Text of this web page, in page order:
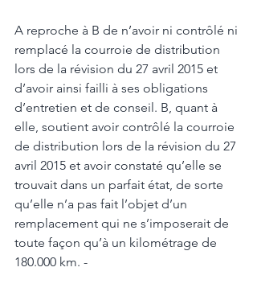
A reproche à B de n’avoir ni contrôlé ni
remplacé la courroie de distribution
lors de la révision du 27 avril 2015 et
d’avoir ainsi failli à ses obligations
d’entretien et de conseil. B, quant à
elle, soutient avoir contrôlé la courroie
de distribution lors de la révision du 27
avril 2015 et avoir constaté qu’elle se
trouvait dans un parfait état, de sorte
qu’elle n’a pas fait l’objet d’un
remplacement qui ne s’imposerait de
toute façon qu’à un kilométrage de
180.000 km. -